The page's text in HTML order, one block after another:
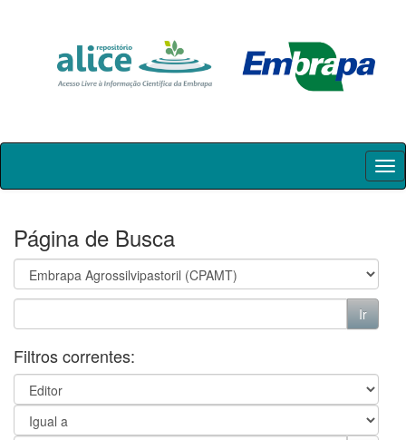
Skip
Página de Busca
Filtros correntes: